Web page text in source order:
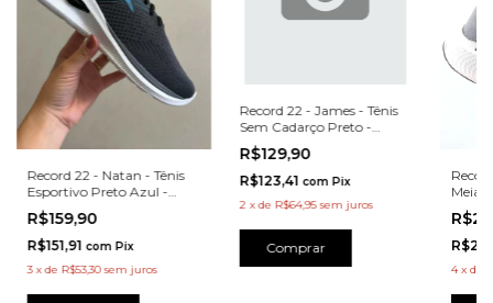
Record 22 - Natan - Tênis
Esportivo Preto Azul -
12803PT
R$159,90
R$151,91 com Pix
3 xde R$53,30 sem juros
Record 22 - James - Tênis
Sem Cadarço Preto -
8728PT
R$129,90
R$123,41 com Pix
2 xde R$64,95 sem juros
Comprar
Meia
4 x de